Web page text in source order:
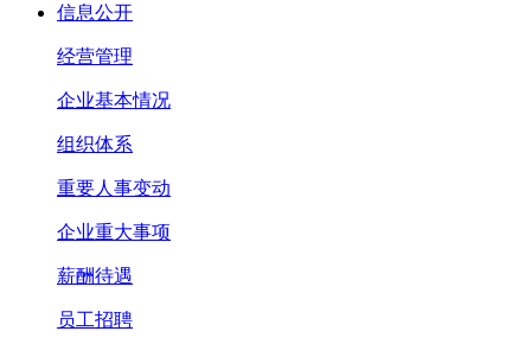
信息公开
经营管理
企业基本情况
组织体系
重要人事变动
企业重大事项
薪酬待遇
员工招聘